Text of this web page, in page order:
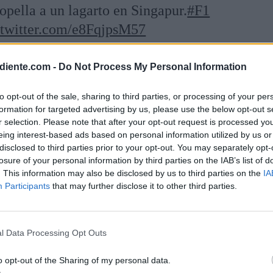
- Do Not Process My Personal Information
opt-out of the sale, sharing to third parties, or processing of your
for targeted advertising by us, please use the below opt-out
selection. Please note that after your opt-out request is processed
interest-based ads based on personal information utilized by us
to third parties prior to your opt-out. You may separately
of your personal information by third parties on the IAB’s list of
This information may also be disclosed by us to third parties on the
Participants that may further disclose it to other third parties.
Data Processing Opt Outs
opt-out of the Sharing of my personal data.
a un lagarto en Singapur.#F1
e8FqjpsM57
en los Libres 1 de Singapur
de Fernando Alonso con el lagarto, el
el más rápido en la primera sesión de
de cerca de su compañero Carlos Sainz